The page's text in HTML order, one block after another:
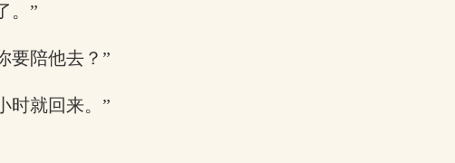
。”
要陪他去？”
时就回来。”